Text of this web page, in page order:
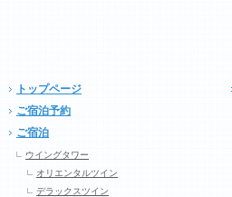
トップページ
ご宿泊予約
ご宿泊
ウイングタワー
オリエンタルツイン
デラックスツイン